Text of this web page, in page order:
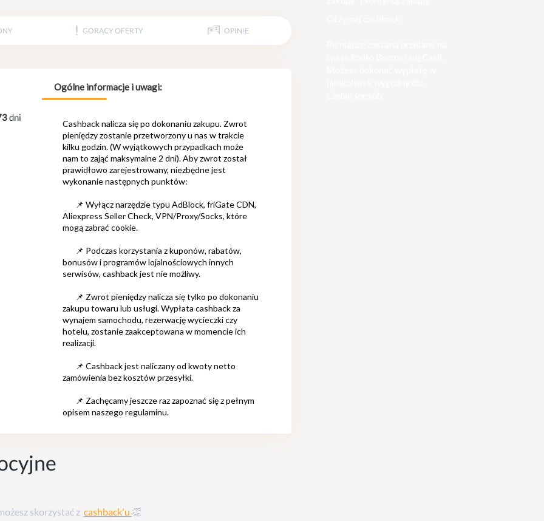
GORĄCY OFERTY OPINIE
dni
skorzystać z cashback'u 👏